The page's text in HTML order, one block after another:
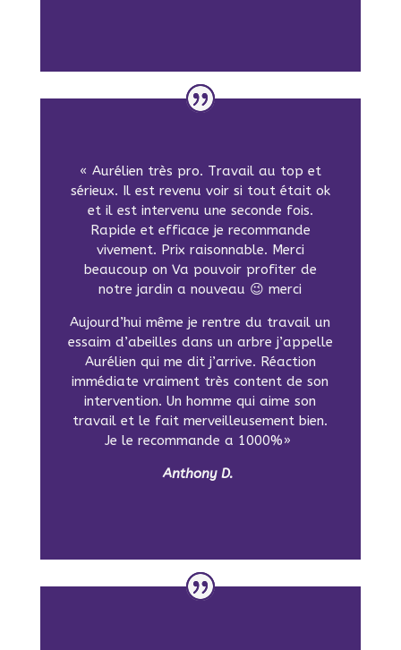
« Aurélien très pro. Travail au top et
sérieux. Il est revenu voir si tout était ok
et il est intervenu une seconde fois.
Rapide et efficace je recommande
vivement. Prix raisonnable. Merci
beaucoup on Va pouvoir profiter de
notre jardin a nouveau 😉 merci
Aujourd’hui même je rentre du travail un
essaim d’abeilles dans un arbre j’appelle
Aurélien qui me dit j’arrive. Réaction
immédiate vraiment très content de son
intervention. Un homme qui aime son
travail et le fait merveilleusement bien.
Je le recommande a 1000%»
Anthony D.